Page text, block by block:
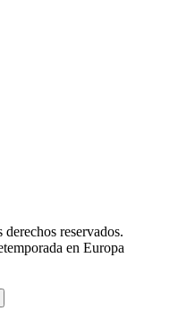
reservados.
en Europa